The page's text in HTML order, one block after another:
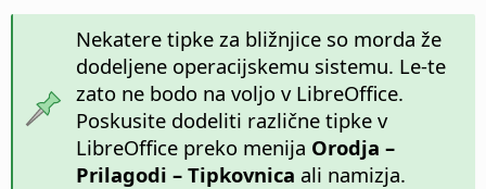
Nekatere tipke za bližnjice so morda že
dodeljene operacijskemu sistemu. Le-te
zato ne bodo na voljo v LibreOffice.
Poskusite dodeliti različne tipke v
LibreOffice preko menija Orodja –
Prilagodi – Tipkovnica ali namizja.